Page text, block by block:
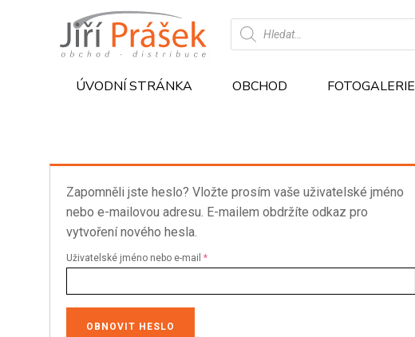
Products
search
ÚVODNÍ STRÁNKA OBCHOD FOTOGALERIE
Zapomněli jste heslo? Vložte prosím vaše uživatelské jméno
nebo e-mailovou adresu. E-mailem obdržíte odkaz pro
vytvoření nového hesla.
Uživatelské jméno nebo e-mail *Povinné
OBNOVIT HESLO